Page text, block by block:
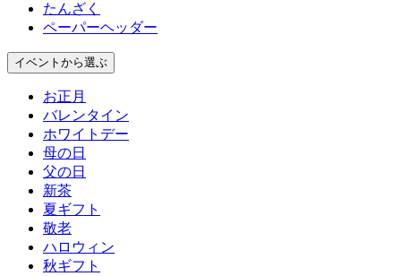
たんざく
ペーパーヘッダー
イベント から選ぶ
お正月
バレンタイン
ホワイトデー
母の日
父の日
新茶
夏ギフト
敬老
ハロウィン
秋ギフト